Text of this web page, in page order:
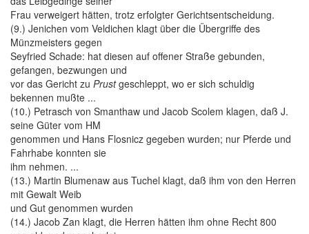
Frau verweigert hätten, trotz erfolgter Gerichtsentscheidung.
(9.) Jenichen vom Veldichen klagt über die Übergriffe des
Münzmeisters gegen
Seyfried Schade: hat diesen auf offener Straße gebunden,
gefangen, bezwungen und
vor das Gericht zu Prustgeschleppt, wo er sich schuldig
bekennen mußte ...
(10.) Petrasch von Smanthaw und Jacob Scolem klagen, daß J.
seine Güter vom HM
genommen und Hans Flosnicz gegeben wurden; nur Pferde und
Fahrhabe konnten sie
ihm nehmen. ...
(13.) Martin Blumenaw aus Tuchel klagt, daß ihm von den Herren
mit Gewalt Weib
und Gut genommen wurden
(14.) Jacob Zan klagt, die Herren hätten ihm ohne Recht 800